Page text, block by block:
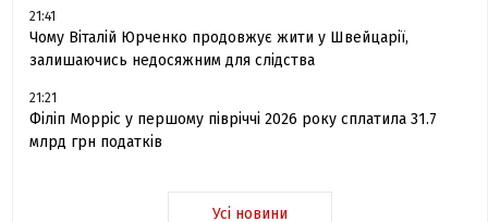
21:41
Чому Віталій Юрченко продовжує жити у Швейцарії,
залишаючись недосяжним для слідства
21:21
Філіп Морріс у першому півріччі 2026 року сплатила 31.7
млрд грн податків
Усі новини